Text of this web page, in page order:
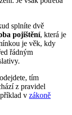
splníte dvě
pojištění, která je
je věk, kdy
řádným
tím
z pravidel
v zákoně